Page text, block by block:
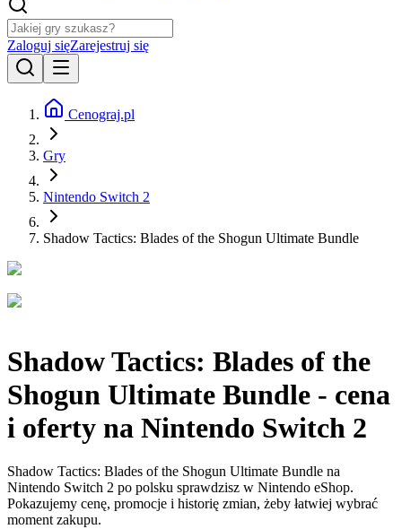
Zaloguj sięZarejestruj się
Cenograj.pl
Gry
Nintendo Switch 2
Shadow Tactics: Blades of the Shogun Ultimate Bundle
Shadow Tactics: Blades of the
Shogun Ultimate Bundle - cena
i oferty na Nintendo Switch 2
Shadow Tactics: Blades of the Shogun Ultimate Bundle na
Nintendo Switch 2 po polsku sprawdzisz w Nintendo eShop.
Pokazujemy cenę, promocje i historię zmian, żeby łatwiej wybrać
moment zakupu.